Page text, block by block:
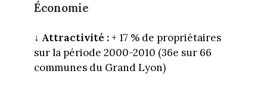
Économie
↓ Attractivité :+ 17 % de propriétaires
sur la période 2000-2010 (36e sur 66
communes du Grand Lyon)